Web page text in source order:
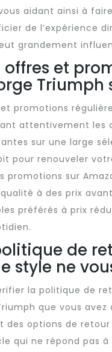
aidant ainsi à
de l’expérience
grandement
offres et
Triumph
promotions
attentivement
sur une large
pour renouveler
promotions sur
à des prix
préférés à prix
de
style ne
la politique de
que vous
des options de
qui ne répond pas